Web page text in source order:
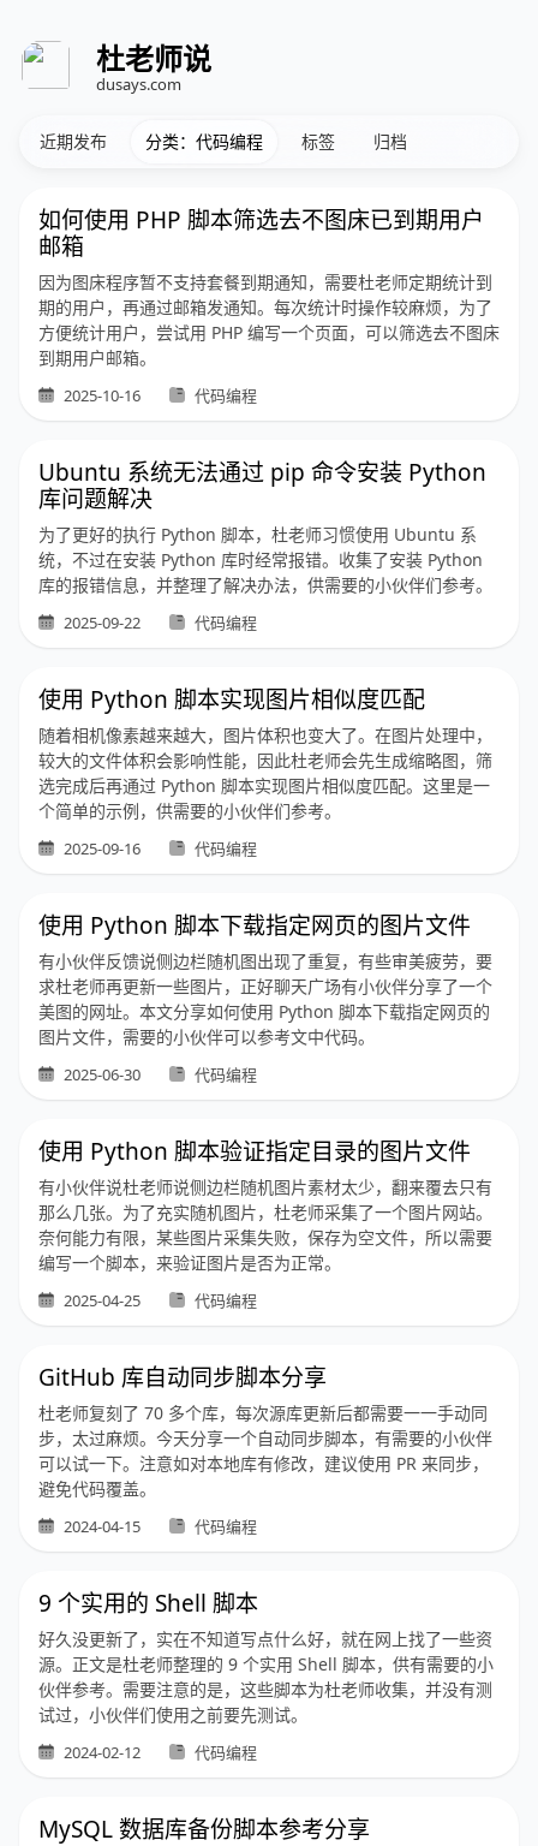
杜老师说
dusays.com
近期发布 分类：代码编程 标签 归档
如何使用 PHP 脚本筛选去不图床已到期用户
邮箱
因为图床程序暂不支持套餐到期通知，需要杜老师定期统计到
期的用户，再通过邮箱发通知。每次统计时操作较麻烦，为了
方便统计用户，尝试用 PHP 编写一个页面，可以筛选去不图床
到期用户邮箱。
2025-10-16 代码编程
Ubuntu 系统无法通过 pip 命令安装 Python
库问题解决
为了更好的执行 Python 脚本，杜老师习惯使用 Ubuntu 系
统，不过在安装 Python 库时经常报错。收集了安装 Python
库的报错信息，并整理了解决办法，供需要的小伙伴们参考。
2025-09-22 代码编程
使用 Python 脚本实现图片相似度匹配
随着相机像素越来越大，图片体积也变大了。在图片处理中，
较大的文件体积会影响性能，因此杜老师会先生成缩略图，筛
选完成后再通过 Python 脚本实现图片相似度匹配。这里是一
个简单的示例，供需要的小伙伴们参考。
2025-09-16 代码编程
使用 Python 脚本下载指定网页的图片文件
有小伙伴反馈说侧边栏随机图出现了重复，有些审美疲劳，要
求杜老师再更新一些图片，正好聊天广场有小伙伴分享了一个
美图的网址。本文分享如何使用 Python 脚本下载指定网页的
图片文件，需要的小伙伴可以参考文中代码。
2025-06-30 代码编程
使用 Python 脚本验证指定目录的图片文件
有小伙伴说杜老师说侧边栏随机图片素材太少，翻来覆去只有
那么几张。为了充实随机图片，杜老师采集了一个图片网站。
奈何能力有限，某些图片采集失败，保存为空文件，所以需要
编写一个脚本，来验证图片是否为正常。
2025-04-25 代码编程
GitHub 库自动同步脚本分享
杜老师复刻了 70 多个库，每次源库更新后都需要一一手动同
步，太过麻烦。今天分享一个自动同步脚本，有需要的小伙伴
可以试一下。注意如对本地库有修改，建议使用 PR 来同步，
避免代码覆盖。
2024-04-15 代码编程
9 个实用的 Shell 脚本
好久没更新了，实在不知道写点什么好，就在网上找了一些资
源。正文是杜老师整理的 9 个实用 Shell 脚本，供有需要的小
伙伴参考。需要注意的是，这些脚本为杜老师收集，并没有测
试过，小伙伴们使用之前要先测试。
2024-02-12 代码编程
MySQL 数据库备份脚本参考分享